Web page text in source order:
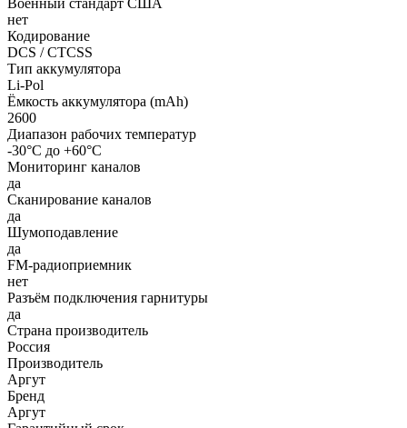
нет
Кодирование
DCS / CTCSS
Тип аккумулятора
Li-Pol
Ёмкость аккумулятора (mAh)
2600
Диапазон рабочих температур
-30°С до +60°С
Мониторинг каналов
да
Сканирование каналов
да
Шумоподавление
да
FM-радиоприемник
нет
Разъём подключения гарнитуры
да
Страна производитель
Россия
Производитель
Аргут
Бренд
Аргут